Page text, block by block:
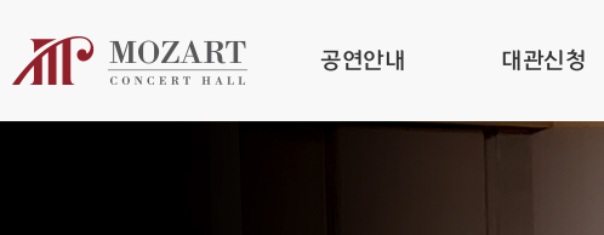
공연안내 대관신청